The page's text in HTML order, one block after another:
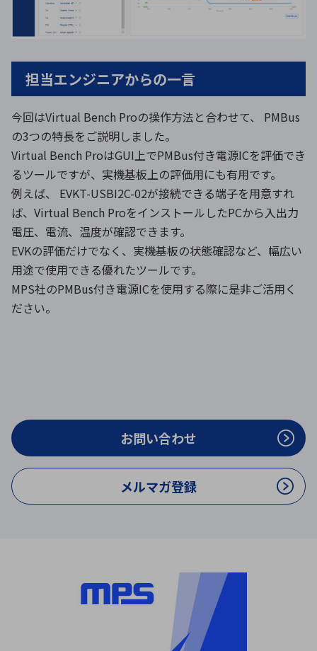
担当エンジニアからの一言
今回はVirtual Bench Proの操作方法と合わせて、 PMBus
の3つの特長をご説明しました。
Virtual Bench ProはGUI上でPMBus付き電源ICを評価でき
るツールですが、実機基板上の評価用にも有用です。
例えば、 EVKT-USBI2C-02が接続できる端子を用意すれ
ば、Virtual Bench ProをインストールしたPCから入出力
電圧、電流、温度が確認できます。
EVKの評価だけでなく、実機基板の状態確認など、幅広い
用途で使用できる優れたツールです。
MPS社のPMBus付き電源ICを使用する際に是非ご活用く
ださい。
お問い合わせ
メルマガ登録